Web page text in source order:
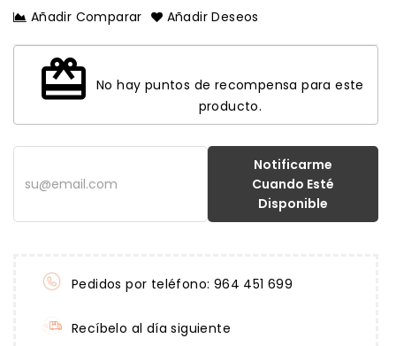
Añadir Comparar
Añadir Deseos
redeem
No hay puntos de recompensa para este
producto.
Notificarme
Cuando Esté
Disponible
Pedidos por teléfono: 964 451 699
Recíbelo al día siguiente